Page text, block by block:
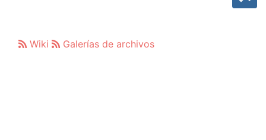
Wiki Galerías de archivos